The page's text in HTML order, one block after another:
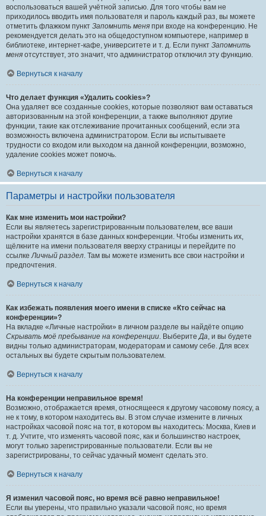
воспользоваться вашей учётной записью. Для того чтобы вам не
приходилось вводить имя пользователя и пароль каждый раз, вы можете
отметить флажком пункт Запомнить меня при входе на конференцию. Не
рекомендуется делать это на общедоступном компьютере, например в
библиотеке, интернет-кафе, университете и т. д. Если пункт Запомнить
меня отсутствует, это значит, что администратор отключил эту функцию.
Вернуться к началу
Что делает функция «Удалить cookies»?
Она удаляет все созданные cookies, которые позволяют вам оставаться
авторизованным на этой конференции, а также выполняют другие
функции, такие как отслеживание прочитанных сообщений, если эта
возможность включена администратором. Если вы испытываете
трудности со входом или выходом на данной конференции, возможно,
удаление cookies может помочь.
Вернуться к началу
Параметры и настройки пользователя
Как мне изменить мои настройки?
Если вы являетесь зарегистрированным пользователем, все ваши
настройки хранятся в базе данных конференции. Чтобы изменить их,
щёлкните на имени пользователя вверху страницы и перейдите по
ссылкеЛичный раздел. Там вы можете изменить все свои настройки и
предпочтения.
Вернуться к началу
Как избежать появления моего имени в списке «Кто сейчас на
конференции»?
На вкладке «Личные настройки» в личном разделе вы найдёте опцию
Скрывать моё пребывание на конференции. ВыберитеДа, и вы будете
видны только администраторам, модераторам и самому себе. Для всех
остальных вы будете скрытым пользователем.
Вернуться к началу
На конференции неправильное время!
Возможно, отображается время, относящееся к другому часовому поясу, а
не к тому, в котором находитесь вы. В этом случае измените в личных
настройках часовой пояс на тот, в котором вы находитесь: Москва, Киев и
т. д. Учтите, что изменять часовой пояс, как и большинство настроек,
могут только зарегистрированные пользователи. Если вы не
зарегистрированы, то сейчас удачный момент сделать это.
Вернуться к началу
Я изменил часовой пояс, но время всё равно неправильное!
Если вы уверены, что правильно указали часовой пояс, но время